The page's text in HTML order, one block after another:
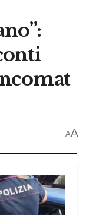
AA